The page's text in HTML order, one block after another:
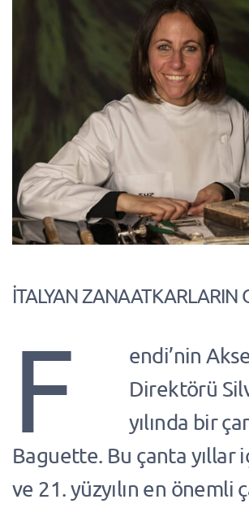
İTALYAN ZANAATKARLARIN
F
endi’nin
Direktörü
yılında bir
Baguette. Bu çanta yıllar
ve 21. yüzyılın en önemli